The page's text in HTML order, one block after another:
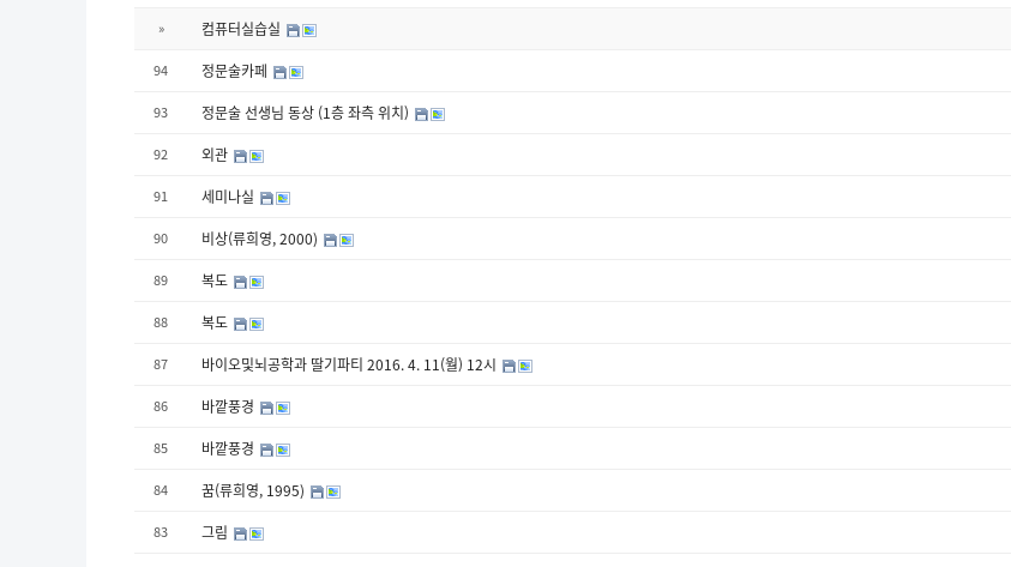
» 컴퓨터실습실
94 정문술카페
93 정문술 선생님 동상 (1층 좌측 위치)
92 외관
91 세미나실
90 비상(류희영, 2000)
89 복도
88 복도
87 바이오및뇌공학과 딸기파티 2016. 4. 11(월) 12시
86 바깥풍경
85 바깥풍경
84 꿈(류희영, 1995)
83 그림